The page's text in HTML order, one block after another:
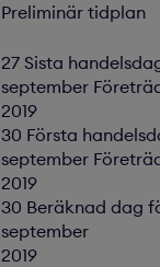
Preliminär tidplan
27 Sista
september
2019
30 Första
september
2019
30 Beräknad dag
september
2019